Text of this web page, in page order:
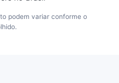
podem variar conforme o